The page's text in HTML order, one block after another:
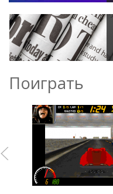
Поиграть